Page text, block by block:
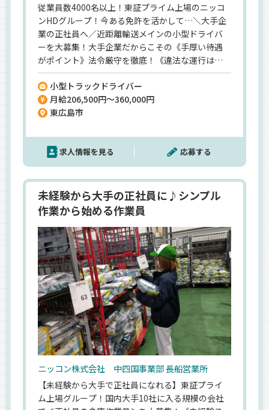
従業員数4000名以上！東証プライム上場のニッコ
ンHDグループ！今ある免許を活かして…＼大手企
業の正社員へ／近距離輸送メインの小型ドライバ
ーを大募集！大手企業だからこその《手厚い待遇
がポイント》法令厳守を徹底！《違法な運行は一
切ナシ》賞与年2回はもちろん《各種手当も充実》
給与も《平均月給30～35万円》と安定収入♪「近
距離の運転のみ」「大手メーカーの仕事で荷量は
安定」「週休2日制！年間休日110日！大型連休あ
験OKですよ◎
小型トラックドライバー
月給206,500円～360,000円
東広島市
求人情報を見る 応募する
未経験から大手の正社員に♪シンプル
作業から始める作業員
ニッコン株式会社 中四国事業部 長船営業所
【未経験から大手で正社員になれる】東証プライ
ム上場グループ！国内大手10社に入る規模の会社